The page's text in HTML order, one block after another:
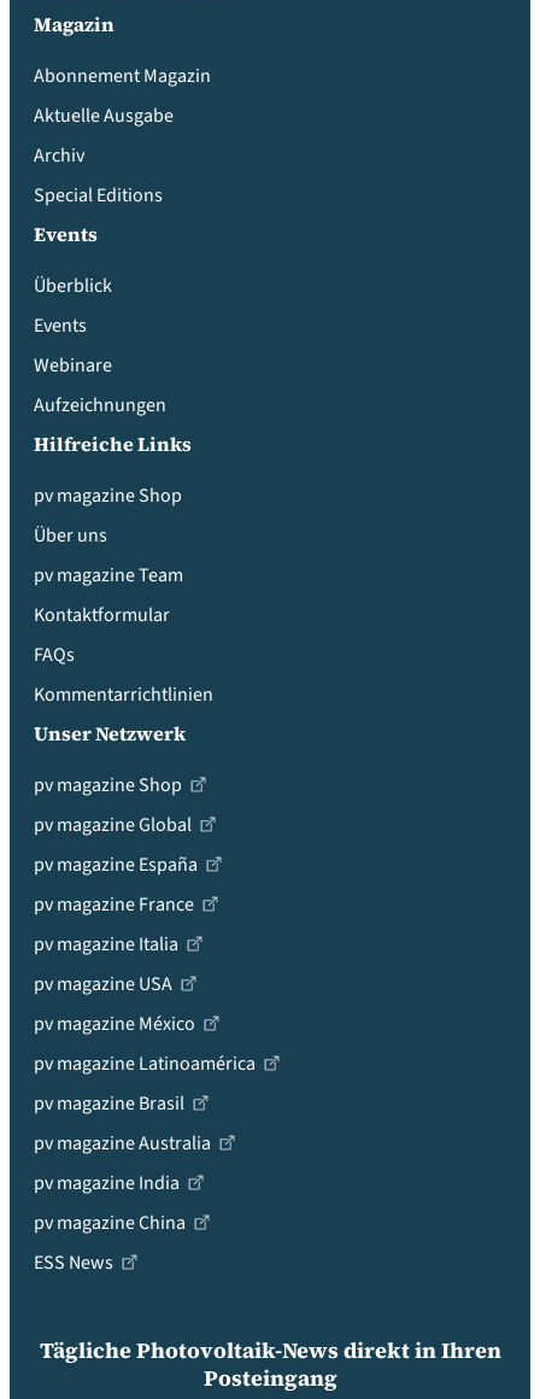
Magazin
Abonnement Magazin
Aktuelle Ausgabe
Archiv
Special Editions
Events
Überblick
Events
Webinare
Aufzeichnungen
Hilfreiche Links
pv magazine Shop
Über uns
pv magazine Team
Kontaktformular
FAQs
Kommentarrichtlinien
Unser Netzwerk
pv magazine Shop
pv magazine Global
pv magazine España
pv magazine France
pv magazine Italia
pv magazine USA
pv magazine México
pv magazine Latinoamérica
pv magazine Brasil
pv magazine Australia
pv magazine India
pv magazine China
ESS News
Tägliche Photovoltaik-News direkt in Ihren
Posteingang